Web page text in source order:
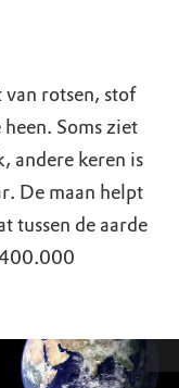
van rotsen, stof
Soms ziet
andere keren is
De maan helpt
tussen de aarde
400.000